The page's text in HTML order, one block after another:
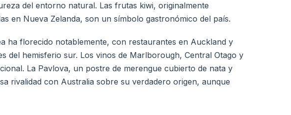
del entorno natural. Las frutas kiwi, originalmente
en Nueva Zelanda, son un símbolo gastronómico del país.
ha florecido notablemente, con restaurantes en Auckland y
del hemisferio sur. Los vinos de Marlborough, Central Otago y
La Pavlova, un postre de merengue cubierto de nata y
rivalidad con Australia sobre su verdadero origen, aunque